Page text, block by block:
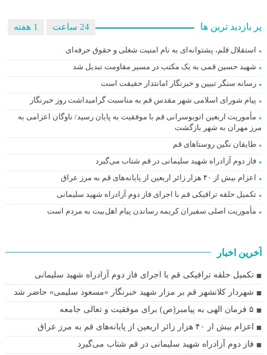
پر بازدید ترین ها 1 هفته 24 ساعت
استقلال قلم، پشتوانه‌ای به نام امنیت شغلی و حقوق حرفه‌ای
شهید حسین قمی به یک مکتب در مسیر مقاومت تبدیل شد
رسانه سنگر تبیین و خبرنگار امانتدار حقیقت است
پیام شورای اسلامی شهر مقدس قم به مناسبت گرامیداشت روز خبرنگار
مأموریت اربعین اتوبوسرانی قم با موفقیت به پایان رسید/ ناوگان اعزامی به
مرز مهران به شهر بازگشت
طایقان نگین روستاهای قم
فاز دوم آزادراه شهید سلیمانی در قم شتاب می‌گیرد
اعزام بیش از ۴۰ هزار زائر اربعین از پایانه‌های قم به مرز عراق
تکمیل حلقه ترافیکی قم با اجرای فاز دوم آزادراه شهید سلیمانی
مأموریت اصلی سفیران کریمه رساندن پیام اهل‌بیت به مردم است
آخرین اخبار
تکمیل حلقه ترافیکی قم با اجرای فاز دوم آزادراه شهید سلیمانی
شهردار کلانشهر قم بر مزار شهید خبرنگار «مسعود سلیمی» حاضر شد
۵ فرمان الهی به پیامبر(ص) برای موفقیت و تعالی جامعه
اعزام بیش از ۴۰ هزار زائر اربعین از پایانه‌های قم به مرز عراق
فاز دوم آزادراه شهید سلیمانی در قم شتاب می‌گیرد